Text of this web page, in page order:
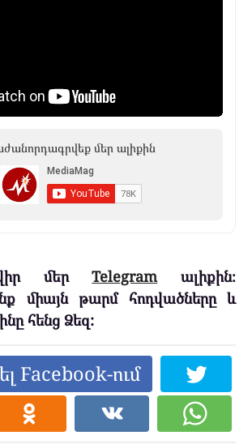
մեր ալիքին
մերTelegramալիքին։
միայն թարմ հոդվածները և
հենց Ձեզ:
Facebook-ում